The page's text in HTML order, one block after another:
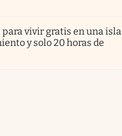
vivir gratis en una isla
y solo 20 horas de